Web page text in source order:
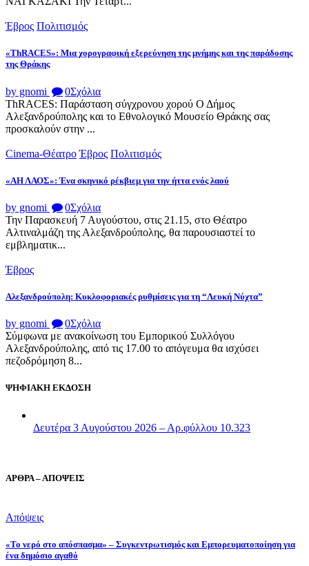
Έβρος Πολιτισμός
«ThRACES»: Μια χορογραφική εξερεύνηση της μνήμης και της παράδοσης
της Θράκης
by gnomi 0Σχόλια
ThRACES: Παράσταση σύγχρονου χορού Ο Δήμος
Αλεξανδρούπολης και το Εθνολογικό Μουσείο Θράκης σας
προσκαλούν στην ...
Cinema-Θέατρο Έβρος Πολιτισμός
«ΑΗ ΛΑΟΣ»: Ένα σκηνικό ρέκβιεμ για την ήττα ενός λαού
by gnomi 0Σχόλια
Την Παρασκευή 7 Αυγούστου, στις 21.15, στο Θέατρο
Αλτιναλμάζη της Αλεξανδρούπολης, θα παρουσιαστεί το
εμβληματικ...
Έβρος
Αλεξανδρούπολη: Κυκλοφοριακές ρυθμίσεις για τη “Λευκή Νύχτα”
by gnomi 0Σχόλια
Σύμφωνα με ανακοίνωση του Εμπορικού Συλλόγου
Αλεξανδρούπολης, από τις 17.00 το απόγευμα θα ισχύσει
πεζοδρόμηση 8...
ΨΗΦΙΑΚΗ ΕΚΔΟΣΗ
Δευτέρα 3 Αυγούστου 2026 – Αρ.φύλλου 10.323
ΑΡΘΡΑ – ΑΠΟΨΕΙΣ
Απόψεις
«Το νερό στο απόσπασμα» – Συγκεντρωτισμός και Εμπορευματοποίηση για
ένα δημόσιο αγαθό